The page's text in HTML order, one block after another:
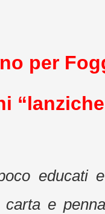
per
educati
e